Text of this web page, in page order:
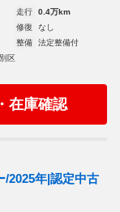
走行
0.4万km
修復
なし
整備
法定整備付
区
在庫確認
/2025年|認定中古